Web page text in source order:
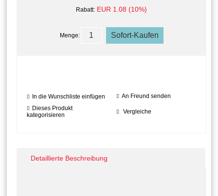
Rabatt: EUR 1.08 (10%)
Menge:
In die Wunschliste einfügen
An Freund senden
Dieses Produkt
kategorisieren
Vergleiche
Detaillierte Beschreibung